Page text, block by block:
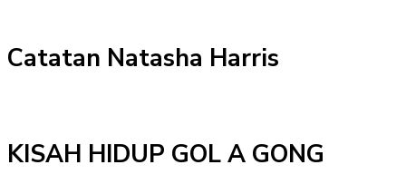
Catatan Natasha Harris
KISAH HIDUP GOL A GONG